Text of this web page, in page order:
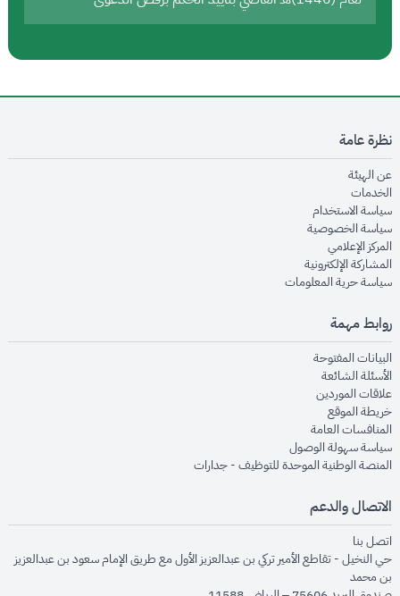
نظرة عامة
عن الهيئةopens in new window
الخدماتopens in new window
سياسة الاستخدام
سياسة الخصوصيةopens in new window
المركز الإعلاميopens in new window
المشاركة الإلكترونيةopens in new window
سياسة حرية المعلوماتopens in new window
روابط مهمة
البيانات المفتوحةopens in new window
الأسئلة الشائعةopens in new window
علاقات الموردينopens in new window
خريطة الموقعopens in new window
المنافسات العامةopens in new window
سياسة سهولة الوصولopens in new window
المنصة الوطنية الموحدة للتوظيف - جداراتopens in new window
الاتصال والدعم
اتصل بنا
حي النخيل - تقاطع الأمير تركي بن عبدالعزيز الأول مع طريق الإمام سعود بن عبدالعزيز
بن محمد